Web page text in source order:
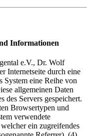
Informationen
e.V., Dr. Wolf
Internetseite durch eine
System eine Reihe von
allgemeinen Daten
Servers gespeichert.
Browsertypen und
verwendete
ein zugreifendes